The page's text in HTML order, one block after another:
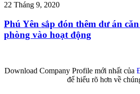
22 Tháng 9, 2020
Phú Yên sắp đón thêm dư án
phòng vào hoạt động
Download Company Profile mới nhất của
để hiểu rõ hơn về